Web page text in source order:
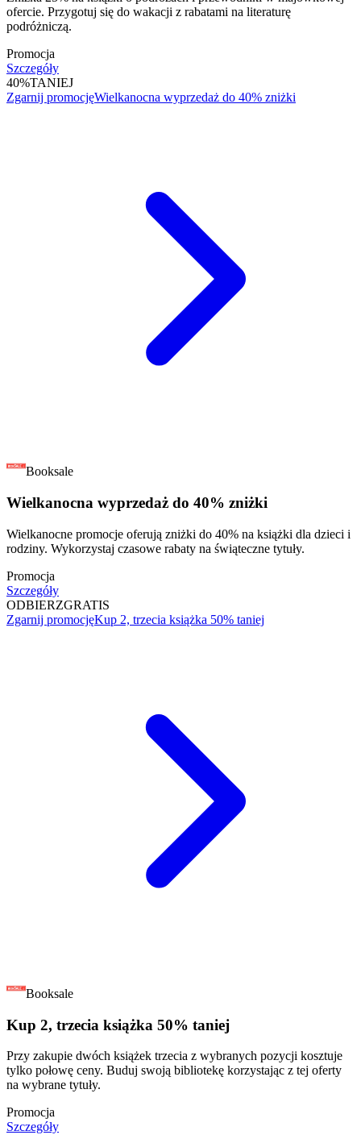
ofercie. Przygotuj się do wakacji z rabatami na literaturę
podróżniczą.
Promocja
Szczegóły
40%TANIEJ
Zgarnij promocjęWielkanocna wyprzedaż do 40% zniżki
Booksale
Wielkanocna wyprzedaż do 40% zniżki
Wielkanocne promocje oferują zniżki do 40% na książki dla dzieci i
rodziny. Wykorzystaj czasowe rabaty na świąteczne tytuły.
Promocja
Szczegóły
ODBIERZGRATIS
Zgarnij promocjęKup 2, trzecia książka 50% taniej
Booksale
Kup 2, trzecia książka 50% taniej
Przy zakupie dwóch książek trzecia z wybranych pozycji kosztuje
tylko połowę ceny. Buduj swoją bibliotekę korzystając z tej oferty
na wybrane tytuły.
Promocja
Szczegóły